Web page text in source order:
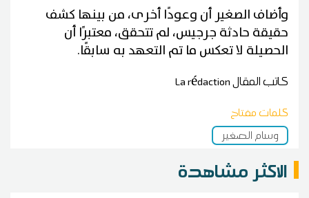
وأضاف الصغير أن وعودًا أخرى، من بينها كشف
حقيقة حادثة جرجيس، لم تتحقق، معتبرًا أن
الحصيلة لا تعكس ما تم التعهد به سابقًا.
كاتب المقالLa rédaction
كلمات مفتاح
وسام الصغير
الاكثر مشاهدة